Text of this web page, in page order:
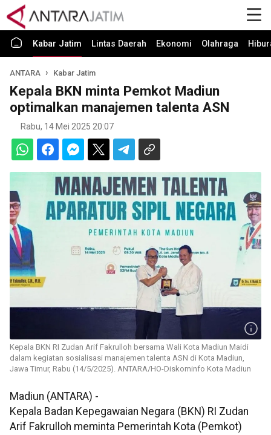
Kabar Jatim Lintas Daerah Ekonomi Olahraga
ANTARA Kabar Jatim
Kepala BKN minta Pemkot Madiun
optimalkan manajemen talenta ASN
Rabu, 14 Mei 2025 20:07
Kepala BKN RI Zudan Arif Fakrulloh bersama Wali Kota Madiun Maidi
dalam kegiatan sosialisasi manajemen talenta ASN di Kota Madiun,
Jawa Timur, Rabu (14/5/2025). ANTARA/HO-Diskominfo Kota Madiun
Madiun (ANTARA) -
Kepala Badan Kepegawaian Negara (BKN) RI Zudan
Arif Fakrulloh meminta Pemerintah Kota (Pemkot)